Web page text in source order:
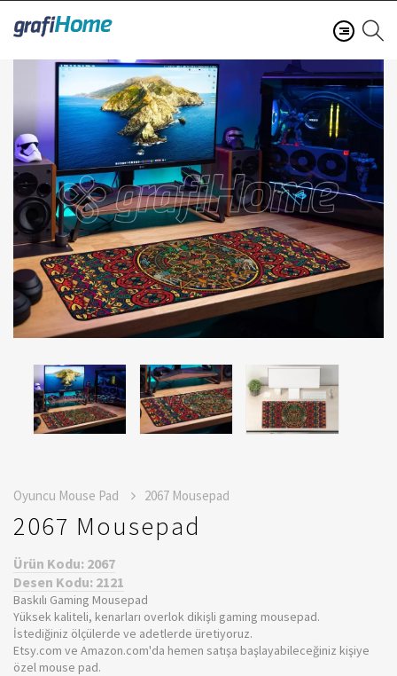
Oyuncu Mouse Pad 2067 Mousepad
2067 Mousepad
Ürün Kodu: 2067
Desen Kodu: 2121
Baskılı Gaming Mousepad
Yüksek kaliteli, kenarları overlok dikişli gaming mousepad.
İstediğiniz ölçülerde ve adetlerde üretiyoruz.
Etsy.com ve Amazon.com'da hemen satışa başlayabileceğiniz kişiye
özel mouse pad.